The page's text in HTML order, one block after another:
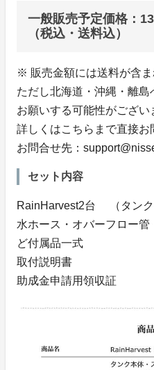
一般販売予定価格：
（税込・送料込）
※ 販売金額には送料が含
ただし北海道・沖縄・離
お願いする可能性がござい
詳しくはこちらまで直接お
お問合せ先：
セット内容
RainHarvest2台 （タンク
水ホース・オバーフロー
ど付属品一式
取付説明書
助成金申請用領収証